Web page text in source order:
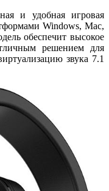
и удобная игровая
Windows, Mac,
обеспечит высокое
решением для
звука 7.1